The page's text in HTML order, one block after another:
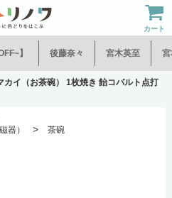
カート
】 後藤奈々 宮木英至 宮
イ（お茶碗） 1枚焼き 飴コバルト点打
器） > 茶碗